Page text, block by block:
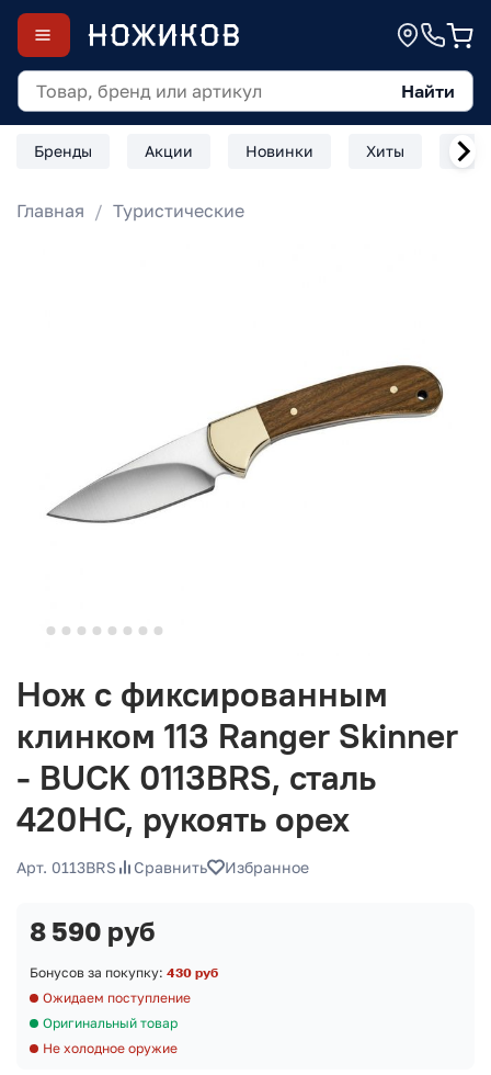
Найти
Бренды Акции Новинки Хиты
Главная Туристические
Нож с фиксированным
клинком 113 Ranger Skinner
- BUCK 0113BRS, сталь
420HC, рукоять орех
Арт. 0113BRS Сравнить Избранное
8 590 руб
Бонусов за покупку: 430 руб
Ожидаем поступление
Оригинальный товар
Не холодное оружие